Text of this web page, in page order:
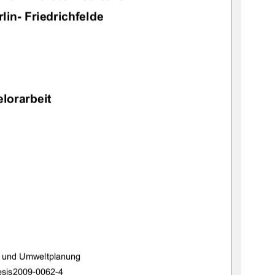
Friedrichfelde
Umweltplanung
2009-0062-4